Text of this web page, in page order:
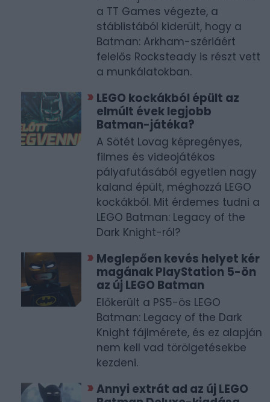
a TT Games végezte, a
stáblistából kiderült, hogy a
Batman: Arkham-szériáért
felelős Rocksteady is részt vett
a munkálatokban.
LEGO kockákból épült az
elmúlt évek legjobb
Batman-játéka?
A Sötét Lovag képregényes,
filmes és videojátékos
pályafutásából egyetlen nagy
kaland épült, méghozzá LEGO
kockákból. Mit érdemes tudni a
LEGO Batman: Legacy of the
Dark Knight-ról?
Meglepően kevés helyet kér
magának PlayStation 5-ön
az új LEGO Batman
Előkerült a PS5-ös LEGO
Batman: Legacy of the Dark
Knight fájlmérete, és ez alapján
nem kell vad törölgetésekbe
kezdeni.
Annyi extrát ad az új LEGO